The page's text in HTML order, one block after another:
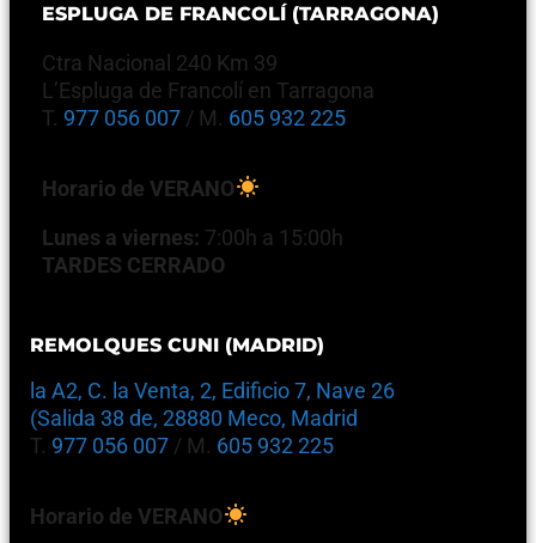
ESPLUGA DE FRANCOLÍ (TARRAGONA)
Ctra Nacional 240 Km 39
L’Espluga de Francolí en Tarragona
T. 977 056 007 / M. 605 932 225
Horario de VERANO
Lunes a viernes: 7:00h a 15:00h
TARDES CERRADO
REMOLQUES CUNI (MADRID)
la A2, C. la Venta, 2, Edificio 7, Nave 26
(Salida 38 de, 28880 Meco, Madrid
T. 977 056 007 / M. 605 932 225
Horario de VERANO